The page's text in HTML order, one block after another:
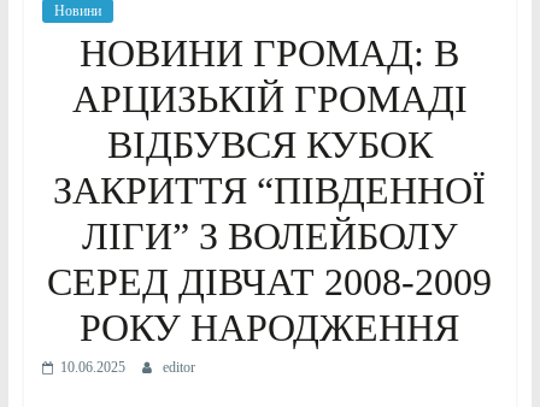
Новини
НОВИНИ ГРОМАД: В
АРЦИЗЬКІЙ ГРОМАДІ
ВІДБУВСЯ КУБОК
ЗАКРИТТЯ “ПІВДЕННОЇ
ЛІГИ” З ВОЛЕЙБОЛУ
СЕРЕД ДІВЧАТ 2008-2009
РОКУ НАРОДЖЕННЯ
10.06.2025 editor